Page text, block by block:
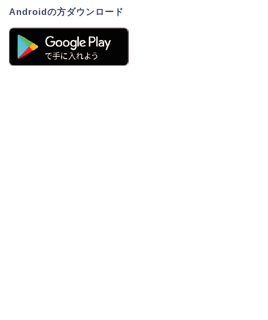
Androidの方ダウンロード